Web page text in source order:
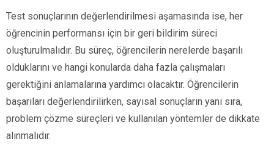
Test sonuçlarının değerlendirilmesi aşamasında ise, her
öğrencinin performansı için bir geri bildirim süreci
oluşturulmalıdır. Bu süreç, öğrencilerin nerelerde başarılı
olduklarını ve hangi konularda daha fazla çalışmaları
gerektiğini anlamalarına yardımcı olacaktır. Öğrencilerin
başarıları değerlendirilirken, sayısal sonuçların yanı sıra,
problem çözme süreçleri ve kullanılan yöntemler de dikkate
alınmalıdır.